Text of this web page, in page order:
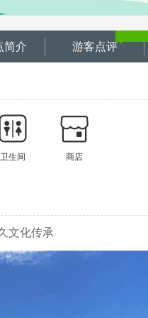
简介 游客点评
卫生间 商店
文化传承